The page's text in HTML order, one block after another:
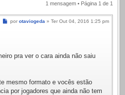
1 mensagem • Página 1 de 1
Mensagem
por otaviogeda » Ter Out 04, 2016 1:25 pm
pra ver o cara ainda não saiu
mesmo formato e vocês estão
por jogadores que ainda não tem